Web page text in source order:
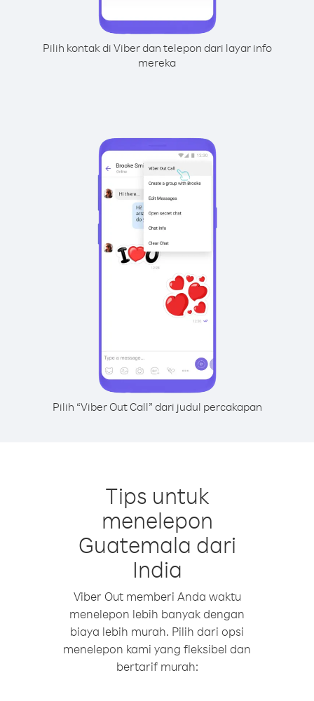
Pilih kontak di Viber dan telepon dari layar info
mereka
Pilih “Viber Out Call” dari judul percakapan
Tips untuk
menelepon
Guatemala dari
India
Viber Out memberi Anda waktu
menelepon lebih banyak dengan
biaya lebih murah. Pilih dari opsi
menelepon kami yang fleksibel dan
bertarif murah: